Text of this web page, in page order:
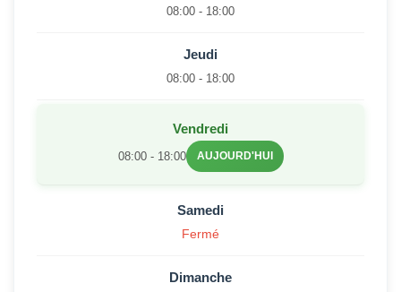
08:00 - 18:00
Jeudi
08:00 - 18:00
Vendredi
08:00 - 18:00 AUJOURD'HUI
Samedi
Fermé
Dimanche